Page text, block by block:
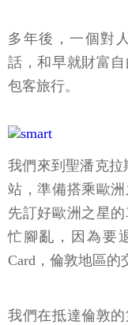
多年後，一個對
話，和早就財富
包客旅行。
我們來到聖潘克拉
站，準備搭乘歐
先訂好歐洲之星
忙腳亂，因為要
Card，倫敦地區的
我們在抵達倫敦